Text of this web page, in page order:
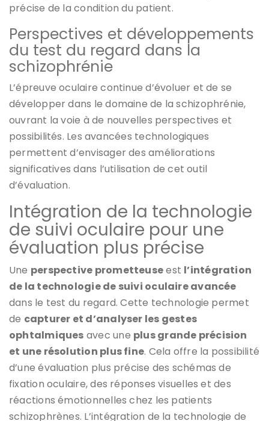
précise de la condition du patient.
Perspectives et développements
du test du regard dans la
schizophrénie
L’épreuve oculaire continue d’évoluer et de se
développer dans le domaine de la schizophrénie,
ouvrant la voie à de nouvelles perspectives et
possibilités. Les avancées technologiques
permettent d’envisager des améliorations
significatives dans l’utilisation de cet outil
d’évaluation.
Intégration de la technologie
de suivi oculaire pour une
évaluation plus précise
Une perspective prometteuseest l’intégration
de la technologie de suivi oculaire avancée
dans le test du regard. Cette technologie permet
de capturer et d’analyser les gestes
ophtalmiques avec une plus grande précision
et une résolution plus fine. Cela offre la possibilité
d’une évaluation plus précise des schémas de
fixation oculaire, des réponses visuelles et des
réactions émotionnelles chez les patients
schizophrènes. L’intégration de la technologie de